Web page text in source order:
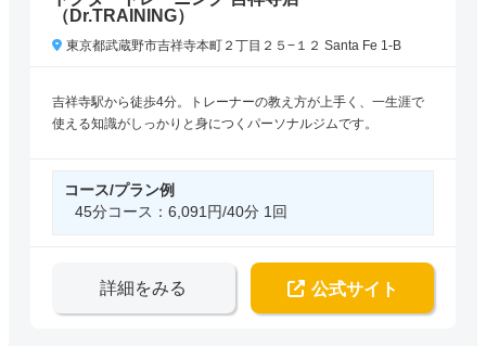
（Dr.TRAINING）
東京都武蔵野市吉祥寺本町２丁目２５−１２ Santa Fe 1-B
吉祥寺駅から徒歩4分。トレーナーの教え方が上手く、一生涯で
使える知識がしっかりと身につくパーソナルジムです。
コース/プラン例
45分コース：6,091円/40分 1回
詳細をみる 公式サイト